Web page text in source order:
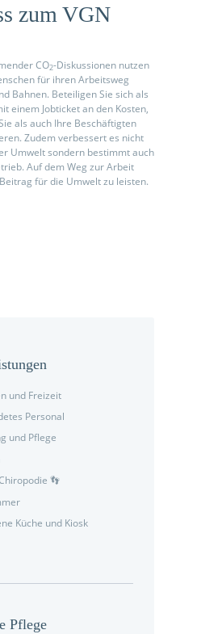
zum VGN
CO2-Diskussionen nutzen
für ihren Ar­beits­weg
Bahnen. Beteiligen Sie sich als
einem Jobticket an den Kosten,
als auch Ihre Be­schäf­tigten
Zudem verbessert es nicht
Umwelt sondern be­stimmt auch
Auf dem Weg zur Arbeit
für die Umwelt zu leisten.
und Freizeit
Personal
und Pflege
👣
Küche und Kiosk
Pflege